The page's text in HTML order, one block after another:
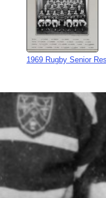
1969 Rugby Senior